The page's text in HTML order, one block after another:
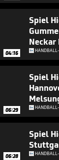
04:16
Spiel
Neckar
06:29
Spiel
06:28
Spiel